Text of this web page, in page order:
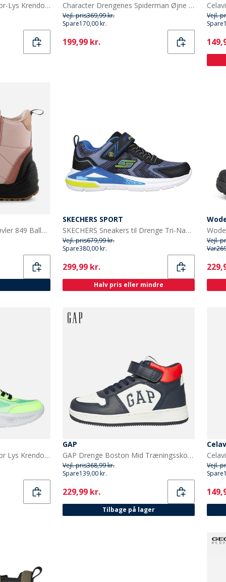
SKECHERS Drenge Meteor-Lys Krendox Sneakers Blå
Character Drengenes Spiderman Øjne Lys Op Træningssko Røde
Vejl. pris369,99 kr.
Spare170,00 kr.
Current
199,99 kr.
Vejl.
Spare
Woden Børn Adrian II Støvler 849 Ballerina
SKECHERS SPORT
SKECHERS Sneakers til Drenge Tri-Namics Sort
Vejl. pris679,99 kr.
Spare380,00 kr.
Current
299,99 kr.
Halv pris eller mindre
Vejl.
Var
SKECHERS Drenge Meteor Lys Krendox Sneakers Sort
GAP
GAP Drenge Boston Mid Træningssko Navy/Rød
Vejl. pris368,99 kr.
Spare139,00 kr.
Current
229,99 kr.
Tilbage på lager
Vejl.
Spare